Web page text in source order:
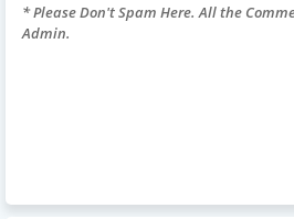
* Please Don't Spam Here. All the
Admin.